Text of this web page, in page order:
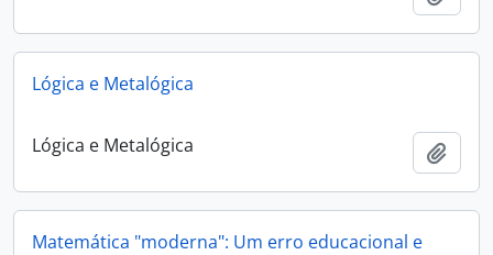
Lógica e Metalógica
Lógica e Metalógica
Matemática "moderna": Um erro educacional e